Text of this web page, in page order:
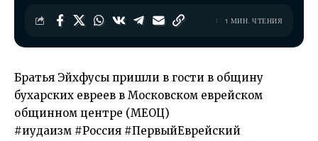
1 МИН. ЧТЕНИЯ
Братья Эйхфусы пришли в гости в общину
бухарских евреев в Московском еврейском
общинном центре (МЕОЦ)
#иудаизм #Россия #ПервыйЕврейский